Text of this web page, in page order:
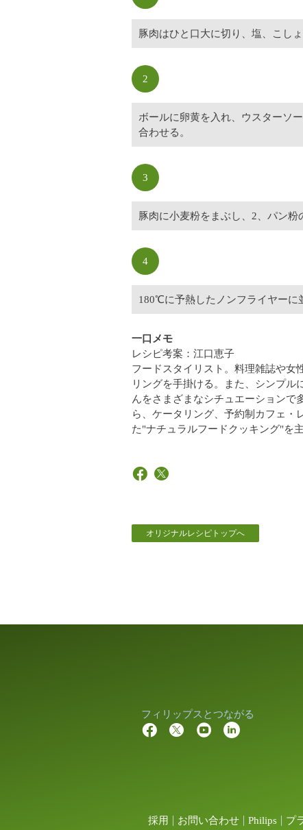
豚肉はひと口大に切り、塩、こしょ
2
ボールに卵黄を入れ、ウスターソ
合わせる。
3
豚肉に小麦粉をまぶし、2、パン粉
4
180℃に予熱したノンフライヤーに
一口メモ
レシピ考案：江口恵子
フードスタイリスト。料理雑誌や女
リングを手掛ける。また、シンプル
んをさまざまなシチュエーションで
ら、ケータリング、予約制カフェ・
た"ナチュラルフードクッキング"を主
オリジナルレシピトップへ
フィリップスとつながる
採用 お問い合わせ Philips プ